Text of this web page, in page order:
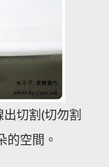
切割(切勿割
的空間。